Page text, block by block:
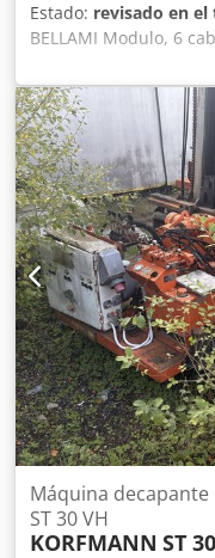
Estado: revisado en
BELLAMI Modulo, 6
ranuradoras/
desmontada y
en francés, por email
Nskr
Máquina decapante
ST 30 VH
KORFMANN ST